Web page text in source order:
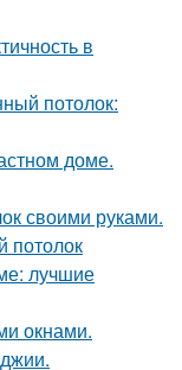
в
потолок:
доме.
своими руками.
потолок
лучшие
окнами.